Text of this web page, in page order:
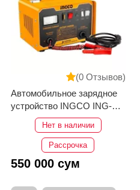
(0 Отзывов)
Насос центробежный
PEDROLLO JSWm/2A
В наличии Рассрочка
3 750 000 сум